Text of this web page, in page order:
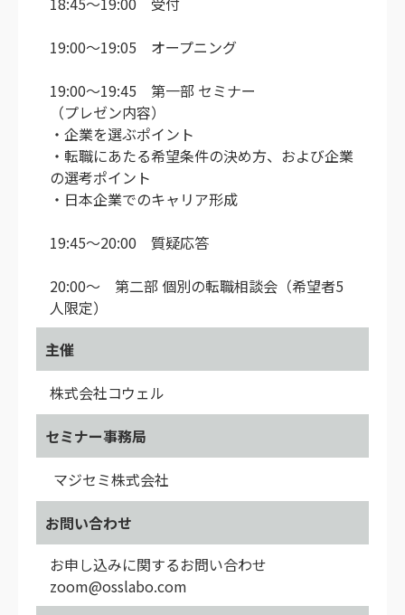
19:00～19:05 オープニング
19:00～19:45 第一部 セミナー
（プレゼン内容）
・企業を選ぶポイント
・転職にあたる希望条件の決め方、および企業
の選考ポイント
・日本企業でのキャリア形成
19:45～20:00 質疑応答
20:00～ 第二部 個別の転職相談会（希望者5
人限定）
主催
株式会社コウェル
セミナー事務局
マジセミ株式会社
お問い合わせ
お申し込みに関するお問い合わせ
zoom@osslabo.com